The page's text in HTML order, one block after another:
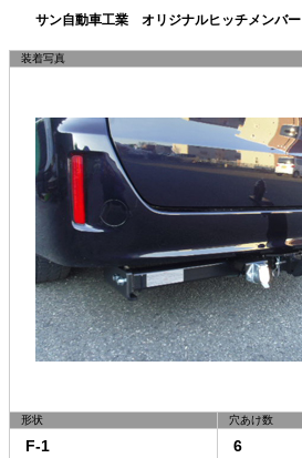
サン自動車工業 オリジナルヒッチメンバー
装着写真
形状 穴あけ数
F-1 6